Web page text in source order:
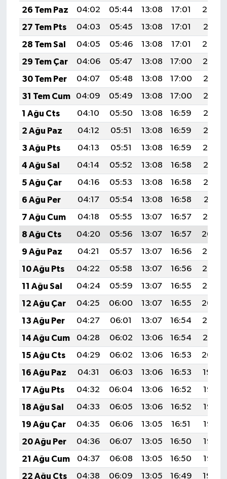
26 Tem Paz
04:02 05:44 13:08 17:01
20:22
27 Tem Pts
04:03 05:45 13:08 17:01
20:21
28 Tem Sal
04:05 05:46 13:08 17:01
20:20
29 Tem Çar
04:06 05:47 13:08 17:00
20:19
30 Tem Per
04:07 05:48 13:08 17:00
20:18
31 Tem Cum
04:09 05:49 13:08 17:00
20:17
1 Ağu Cts
04:10 05:50 13:08 16:59
20:16
2 Ağu Paz
04:12 05:51 13:08 16:59
20:15
3 Ağu Pts
04:13 05:51 13:08 16:59
20:14
4 Ağu Sal
04:14 05:52 13:08 16:58
20:13
5 Ağu Çar
04:16 05:53 13:08 16:58
20:12
6 Ağu Per
04:17 05:54 13:08 16:58
20:11
7 Ağu Cum
04:18 05:55 13:07 16:57
20:10
8 Ağu Cts
04:20 05:56 13:07 16:57
20:09
9 Ağu Paz
04:21 05:57 13:07 16:56
20:07
10 Ağu Pts
04:22 05:58 13:07 16:56
20:06
11 Ağu Sal
04:24 05:59 13:07 16:55
20:05
12 Ağu Çar
04:25 06:00 13:07 16:55
20:04
13 Ağu Per
04:27 06:01 13:07 16:54
20:03
14 Ağu Cum
04:28 06:02 13:06 16:54
20:01
15 Ağu Cts
04:29 06:02 13:06 16:53
20:00
16 Ağu Paz
04:31 06:03 13:06 16:53
19:59
17 Ağu Pts
04:32 06:04 13:06 16:52
19:57
18 Ağu Sal
04:33 06:05 13:06 16:52
19:56
19 Ağu Çar
04:35 06:06 13:05 16:51
19:55
20 Ağu Per
04:36 06:07 13:05 16:50
19:53
21 Ağu Cum
04:37 06:08 13:05 16:50
19:52
22 Ağu Cts
04:38 06:09 13:05 16:49
19:50